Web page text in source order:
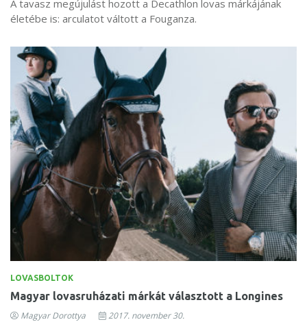
A tavasz megújulást hozott a Decathlon lovas márkájának
életébe is: arculatot váltott a Fouganza.
LOVASBOLTOK
Magyar lovasruházati márkát választott a Longines
Magyar Dorottya 2017. november 30.